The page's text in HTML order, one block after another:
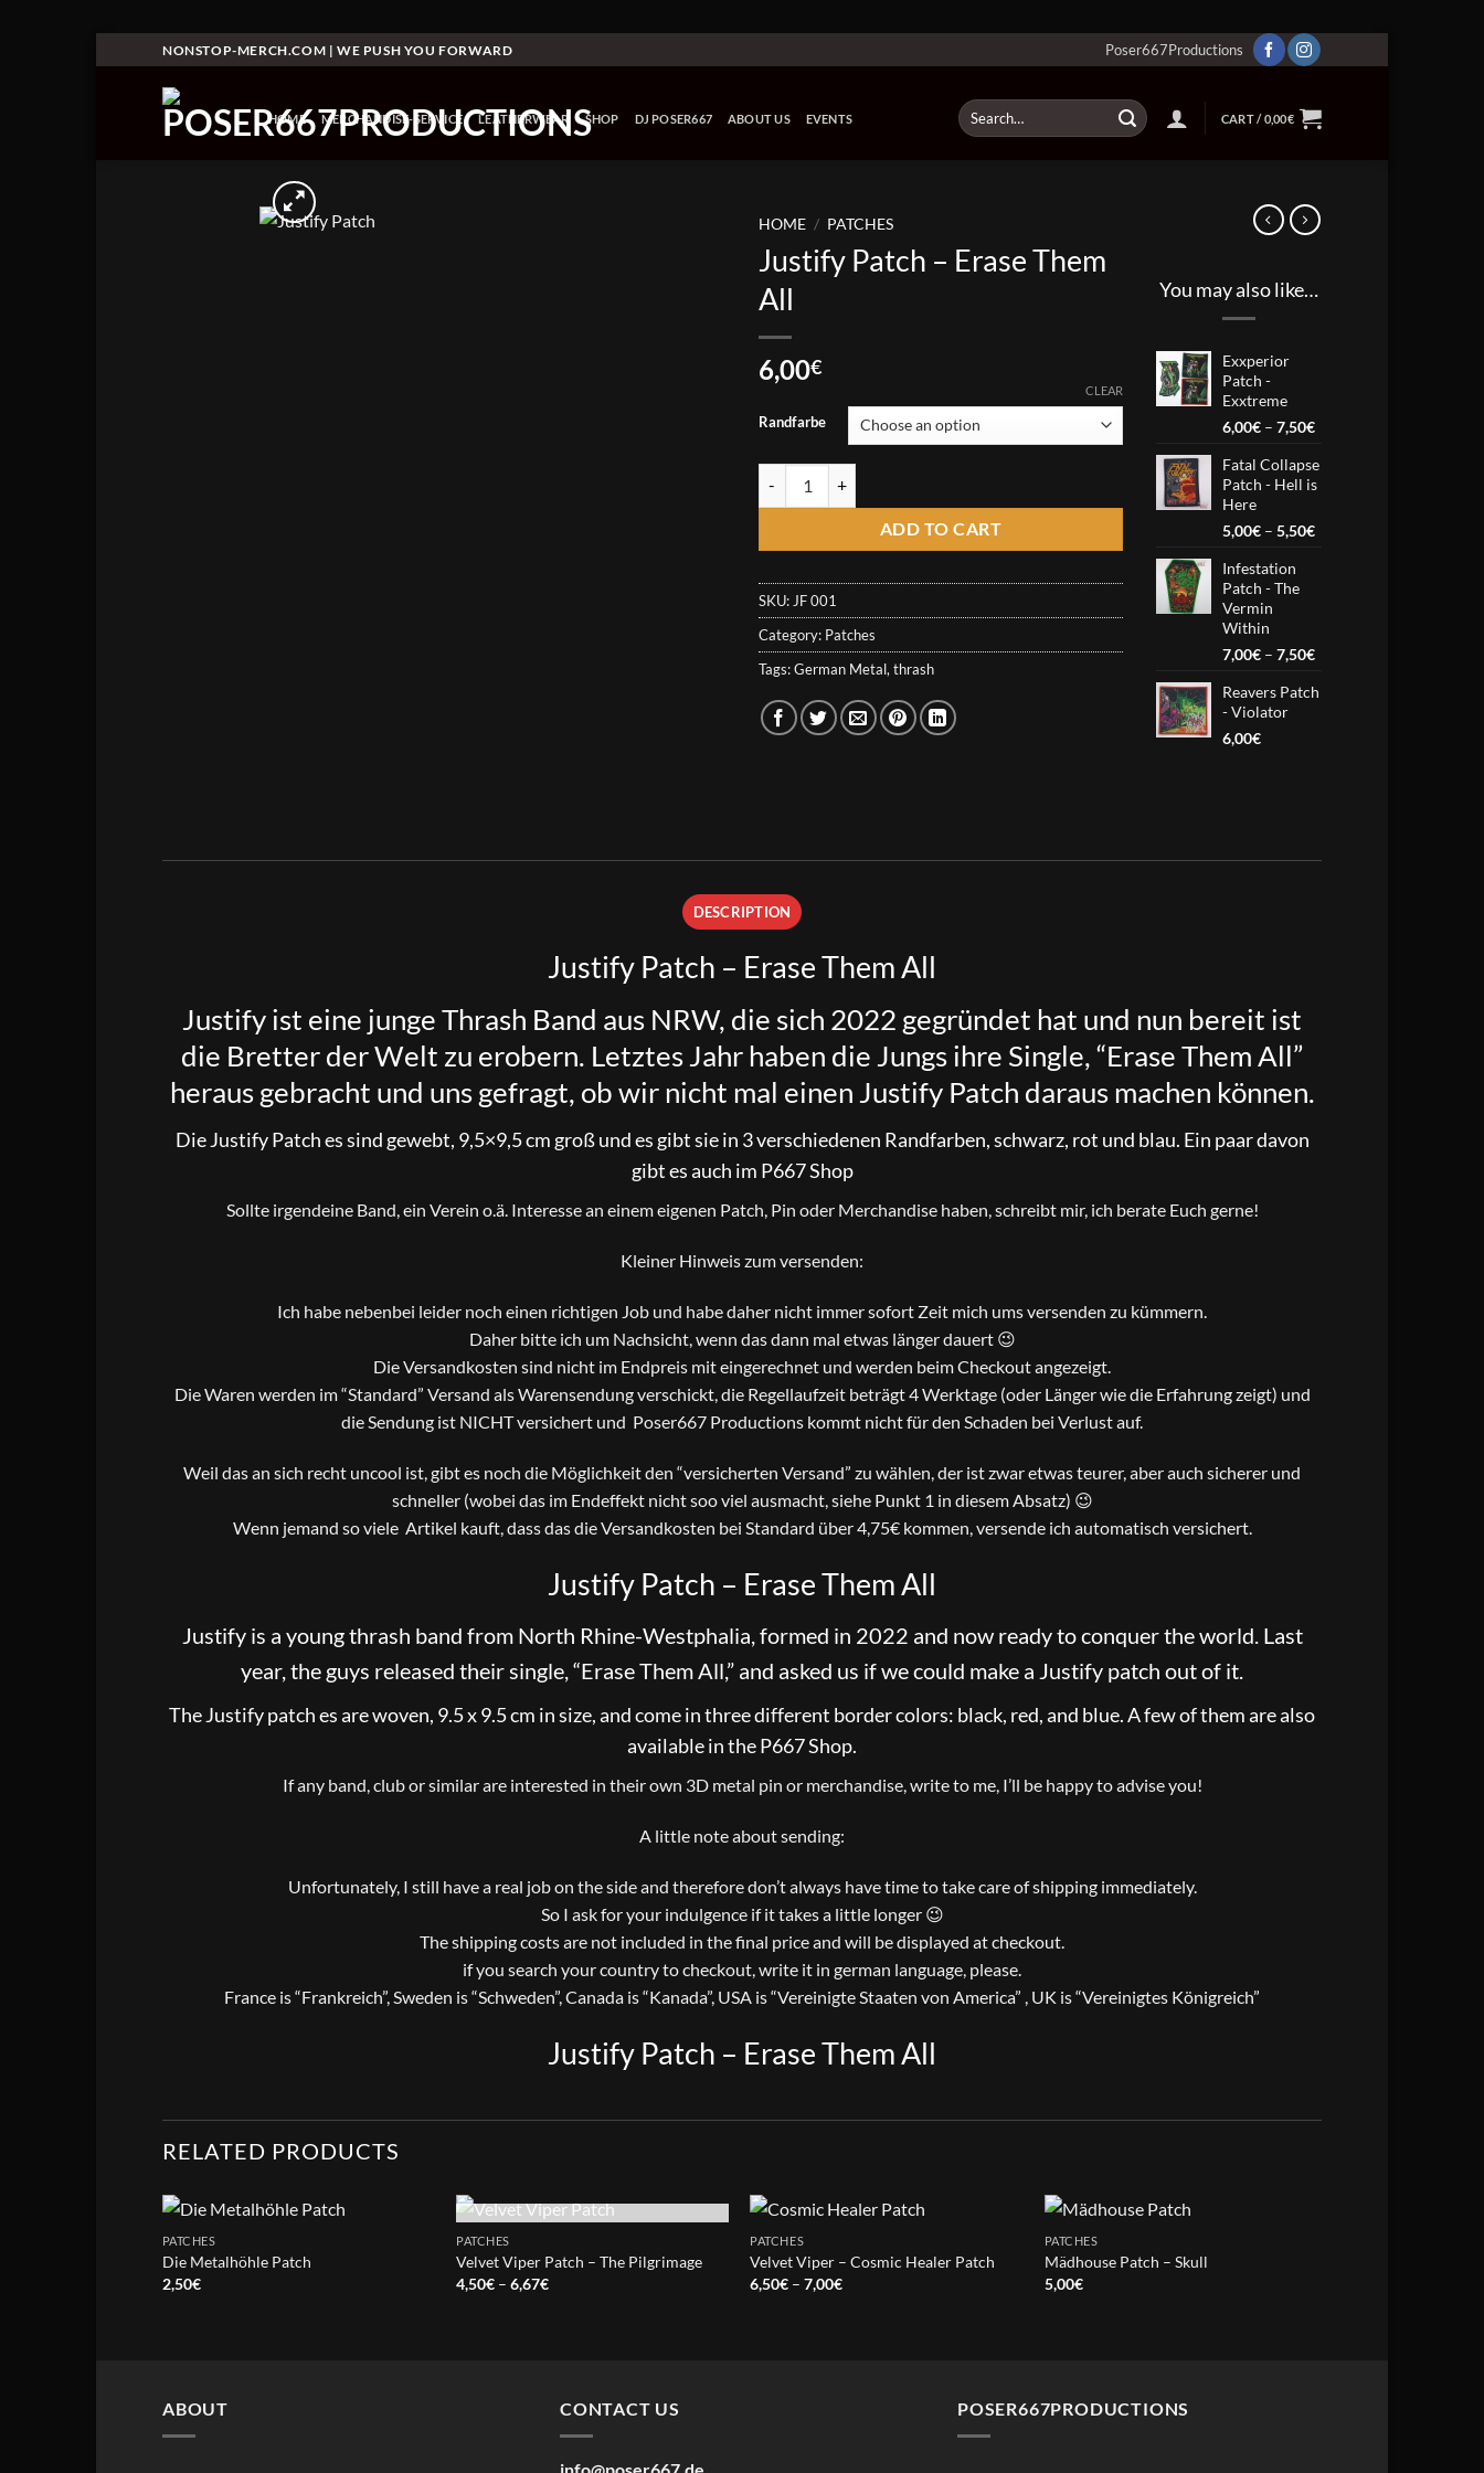
to
NONSTOP-MERCH.COM | WE PUSH YOU FORWARD Poser667Productions
HOME MERCHANDISE-SERVICE LEATHERWEAR SHOP DJ POSER667 ABOUT US EVENTS
Search
for:
CART /0,00€
HOME / PATCHES
Justify Patch – Erase Them
All
6,00€
Randfarbe
CLEAR
ADD TO CART
SKU: JF 001
Category: Patches
Tags:German Metal, thrash
You may also like…
Exxperior
Patch -
Exxtreme
6,00€ – 7,50€Price
6,00€
through
Fatal Collapse
Patch - Hell is
Here
5,00€ – 5,50€Price
Infestation
Patch - The
Vermin
Within
7,00€ – 7,50€Price
7,00€
Reavers Patch
- Violator
6,00€
DESCRIPTION
Justify Patch – Erase Them All
Justify ist eine junge Thrash Band aus NRW, die sich 2022 gegründet hat und nun bereit ist
die Bretter der Welt zu erobern. Letztes Jahr haben die Jungs ihre Single, “Erase Them All”
heraus gebracht und uns gefragt, ob wir nicht mal einen Justify Patch daraus machen können.
Die Justify Patch es sind gewebt, 9,5×9,5 cm groß und es gibt sie in 3 verschiedenen Randfarben, schwarz, rot und blau. Ein paar davon
gibt es auch im P667 Shop
Sollte irgendeine Band, ein Verein o.ä. Interesse an einem eigenen Patch, Pin oder Merchandise haben, schreibt mir, ich berate Euch gerne!
Kleiner Hinweis zum versenden:
Ich habe nebenbei leider noch einen richtigen Job und habe daher nicht immer sofort Zeit mich ums versenden zu kümmern.
Daher bitte ich um Nachsicht, wenn das dann mal etwas länger dauert 😉
Die Versandkosten sind nicht im Endpreis mit eingerechnet und werden beim Checkout angezeigt.
Die Waren werden im “Standard” Versand als Warensendung verschickt, die Regellaufzeit beträgt 4 Werktage (oder Länger wie die Erfahrung zeigt) und
die Sendung ist NICHT versichert und Poser667 Productions kommt nicht für den Schaden bei Verlust auf.
Weil das an sich recht uncool ist, gibt es noch die Möglichkeit den “versicherten Versand” zu wählen, der ist zwar etwas teurer, aber auch sicherer und
schneller (wobei das im Endeffekt nicht soo viel ausmacht, siehe Punkt 1 in diesem Absatz) 😉
Wenn jemand so viele Artikel kauft, dass das die Versandkosten bei Standard über 4,75€ kommen, versende ich automatisch versichert.
Justify Patch – Erase Them All
Justify is a young thrash band from North Rhine-Westphalia, formed in 2022 and now ready to conquer the world. Last
year, the guys released their single, “Erase Them All,” and asked us if we could make a Justify patch out of it.
The Justify patch es are woven, 9.5 x 9.5 cm in size, and come in three different border colors: black, red, and blue. A few of them are also
available in the P667 Shop.
If any band, club or similar are interested in their own 3D metal pin or merchandise, write to me, I’ll be happy to advise you!
A little note about sending:
Unfortunately, I still have a real job on the side and therefore don’t always have time to take care of shipping immediately.
So I ask for your indulgence if it takes a little longer 😉
The shipping costs are not included in the final price and will be displayed at checkout.
if you search your country to checkout, write it in german language, please.
France is “Frankreich”, Sweden is “Schweden”, Canada is “Kanada”, USA is “Vereinigte Staaten von America” , UK is “Vereinigtes Königreich”
Justify Patch – Erase Them All
RELATED PRODUCTS
PATCHES
Die Metalhöhle Patch
2,50€
PATCHES
Velvet Viper Patch – The Pilgrimage
4,50€ – 6,67€Price
PATCHES
Velvet Viper – Cosmic Healer Patch
6,50€ – 7,00€Price
PATCHES
Mädhouse Patch – Skull
5,00€
ABOUT CONTACT US
info@poser667.de
POSER667PRODUCTIONS